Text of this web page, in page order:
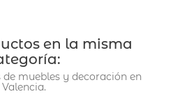
en la misma
muebles y decoración en
Valencia.